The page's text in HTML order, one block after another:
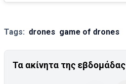
Tags: drones game of drones
Τα ακίνητα της εβδομάδας